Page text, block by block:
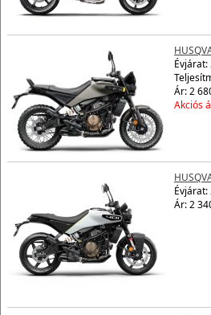
Évjárat:
Ár: 2
Akciós
Évjárat:
Ár: 2